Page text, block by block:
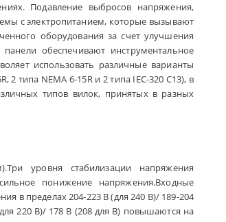
Подавление выбросов напряжения,
с электропитанием, которые вызывают
оборудования за счет улучшения
обеспечивают инструментальное
использовать различные варианты
типа NEMA 6-15R и 2 типа IEC-320 C13), в
типов вилок, принятых в разных
уровня стабилизации напряжения
понижение напряжения.Входные
в пределах 204-223 В (для 240 В)/ 189-204
220 В)/ 178 В (208 для В) повышаются на